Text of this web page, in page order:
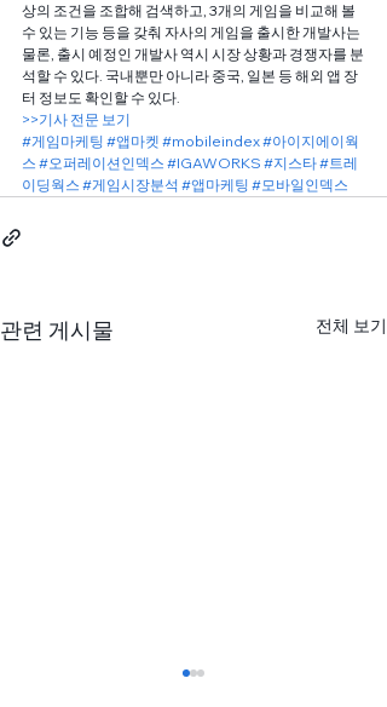
상의 조건을 조합해 검색하고, 3개의 게임을 비교해 볼
수 있는 기능 등을 갖춰 자사의 게임을 출시한 개발사는
물론, 출시 예정인 개발사 역시 시장 상황과 경쟁자를 분
석할 수 있다. 국내뿐만 아니라 중국, 일본 등 해외 앱 장
터 정보도 확인할 수 있다.
>>기사 전문 보기
#게임마케팅 #앱마켓 #mobileindex#아이지에이웍
스 #오퍼레이션인덱스 #IGAWORKS #지스타#트레
이딩웍스 #게임시장분석 #앱마케팅 #모바일인덱스
관련 게시물 전체 보기